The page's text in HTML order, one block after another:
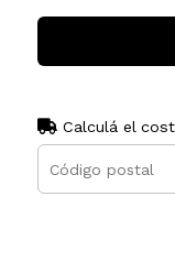
Calculá el